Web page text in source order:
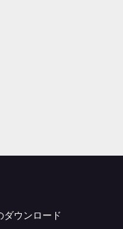
ウンロード